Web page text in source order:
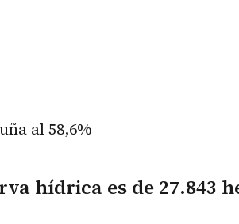
al 58,6%
hídrica es de 27.843